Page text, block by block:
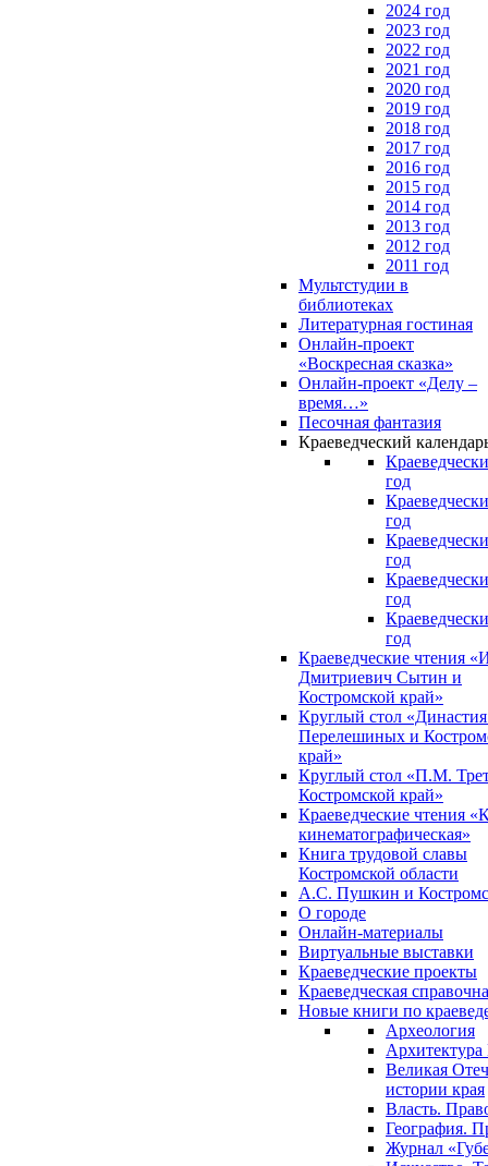
2024 год
2023 год
2022 год
2021 год
2020 год
2019 год
2018 год
2017 год
2016 год
2015 год
2014 год
2013 год
2012 год
2011 год
Мультстудии в
библиотеках
Литературная гостиная
Онлайн-проект
«Воскресная сказка»
Онлайн-проект «Делу –
время…»
Песочная фантазия
Краеведческий
год
год
год
год
год
Краеведческие чтения
Дмитриевич Сытин и
Костромской край»
Круглый стол
Перелешиных и
край»
Круглый стол «П.М.
Костромской край»
Краеведческие чтения
кинематографическая»
Книга трудовой славы
Костромской области
А.С. Пушкин и
О городе
Онлайн-материалы
Виртуальные выставки
Краеведческие проекты
Краеведческая
Новые книги по
Археология
Архитектура
Великая
истории края
Власть.
География.
Журнал